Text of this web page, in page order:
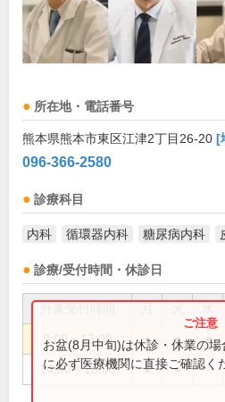
所在地・電話番号
熊本県熊本市東区江津2丁目26-20 [
096-366-2580
診療科目
内科 循環器内科 糖尿病内科
診療/受付時間・休診日
9:00～13:00 ● ● ●
14:00～18:00 ● ●
お盆(8月中旬)は休診・休業の
に必ず医療機関に直接ご確認く